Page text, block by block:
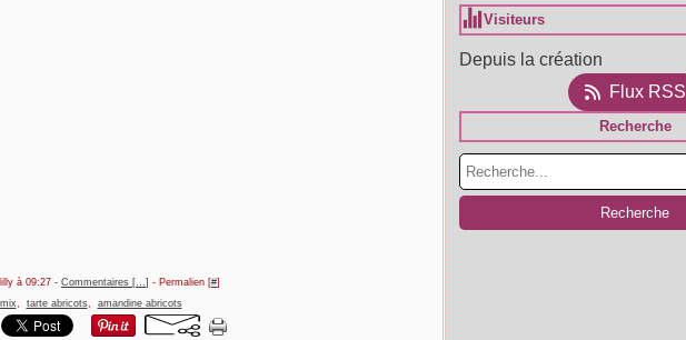
à 09:27 - Commentaires […] - Permalien [#]
, tarte abricots, amandine abricots
Visiteurs
Depuis la création
Flux RSS
Recherche